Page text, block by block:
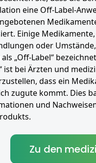
eine Off-Label-
Einige
oder
„Off-Label“
ist bei Ärzten und
dass ein
zugute kommt. Dies
und
Zu den